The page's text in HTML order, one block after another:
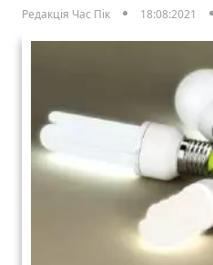
Редакція Час Пік
18:08:2021